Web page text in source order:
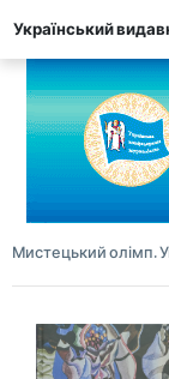
Український
Мистецький олімп.